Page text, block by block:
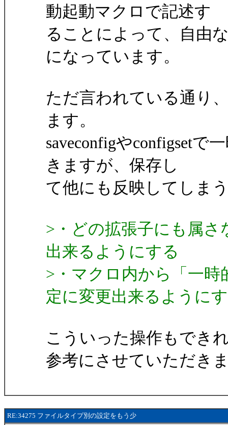
動起動マクロで記述す
ることによって、自由
になっています。
ただ言われている通り
ます。
saveconfigやconfigsetで
きますが、保存し
て他にも反映してしま
>・どの拡張子にも属
出来るようにする
>・マクロ内から「一
定に変更出来るように
こういった操作もでき
参考にさせていただき
RE:34275 ファイルタイプ別の設定をもう少